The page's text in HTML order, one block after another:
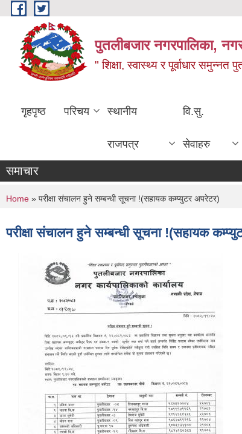
Skip to main content
पुतलीबजार नगरपालिका, नगर
" शिक्षा, स्वास्थ्य र पूर्वाधार समुन्नत
गृहपृष्ठ परिचय स्थानीय
राजपत्र
वि.सु.
सेवाहरु
समाचार
You are here
Home » परीक्षा संचालन हुने सम्बन्धी सूचना !(सहायक कम्प्युटर अपरेटर)
परीक्षा संचालन हुने सम्बन्धी सूचना !(सहायक